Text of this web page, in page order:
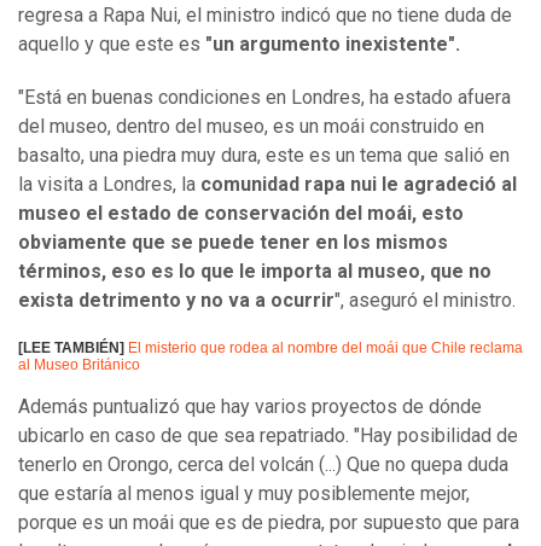
regresa a Rapa Nui, el ministro indicó que no tiene duda de
aquello y que este es "un argumento inexistente".
"Está en buenas condiciones en Londres, ha estado afuera
del museo, dentro del museo, es un moái construido en
basalto, una piedra muy dura, este es un tema que salió en
la visita a Londres, la comunidad rapa nui le agradeció al
museo el estado de conservación del moái, esto
obviamente que se puede tener en los mismos
términos, eso es lo que le importa al museo, que no
exista detrimento y no va a ocurrir", aseguró el ministro.
[LEE TAMBIÉN] El misterio que rodea al nombre del moái que Chile reclama
al Museo Británico
Además puntualizó que hay varios proyectos de dónde
ubicarlo en caso de que sea repatriado. "Hay posibilidad de
tenerlo en Orongo, cerca del volcán (...) Que no quepa duda
que estaría al menos igual y muy posiblemente mejor,
porque es un moái que es de piedra, por supuesto que para